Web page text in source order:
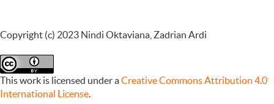
Copyright (c) 2023 Nindi Oktaviana, Zadrian Ardi
This work is licensed under aCreative Commons Attribution 4.0
International License.